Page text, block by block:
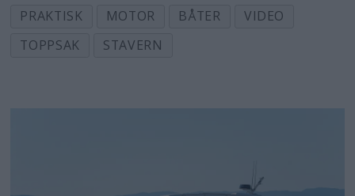
PRAKTISK MOTOR BÅTER
VIDEO
TOPPSAK
STAVERN